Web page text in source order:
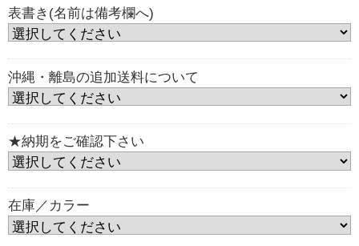
表書き(名前は備考欄へ)
沖縄・離島の追加送料について
★納期をご確認下さい
在庫／カラー